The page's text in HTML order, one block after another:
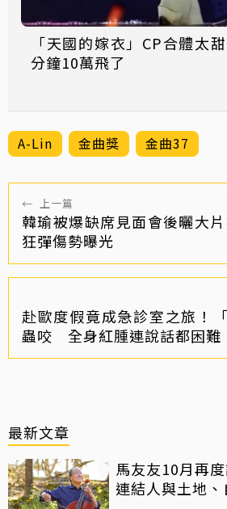
「天國的嫁衣」CP合體太
分鐘10萬飛了
A-Lin 金曲獎 金曲37
← 上一篇
韓瑜被爆缺席見面會後曬大
狂彈傷勢曝光
赴歐度假竟成急診室之旅！
蟲咬 全身紅腫連說話都困難
最新文章
馬友友10月再
連結人與土地